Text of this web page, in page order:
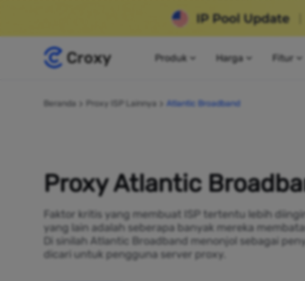
Produk Harga Fitur
Beranda Proxy ISP Lainnya Atlantic Broadband
Proxy Atlantic
Faktor kritis yang membuat ISP tertentu lebih
yang lain adalah seberapa banyak mereka
Di sinilah Atlantic Broadband menonjol sebagai
dicari untuk pengguna server proxy.